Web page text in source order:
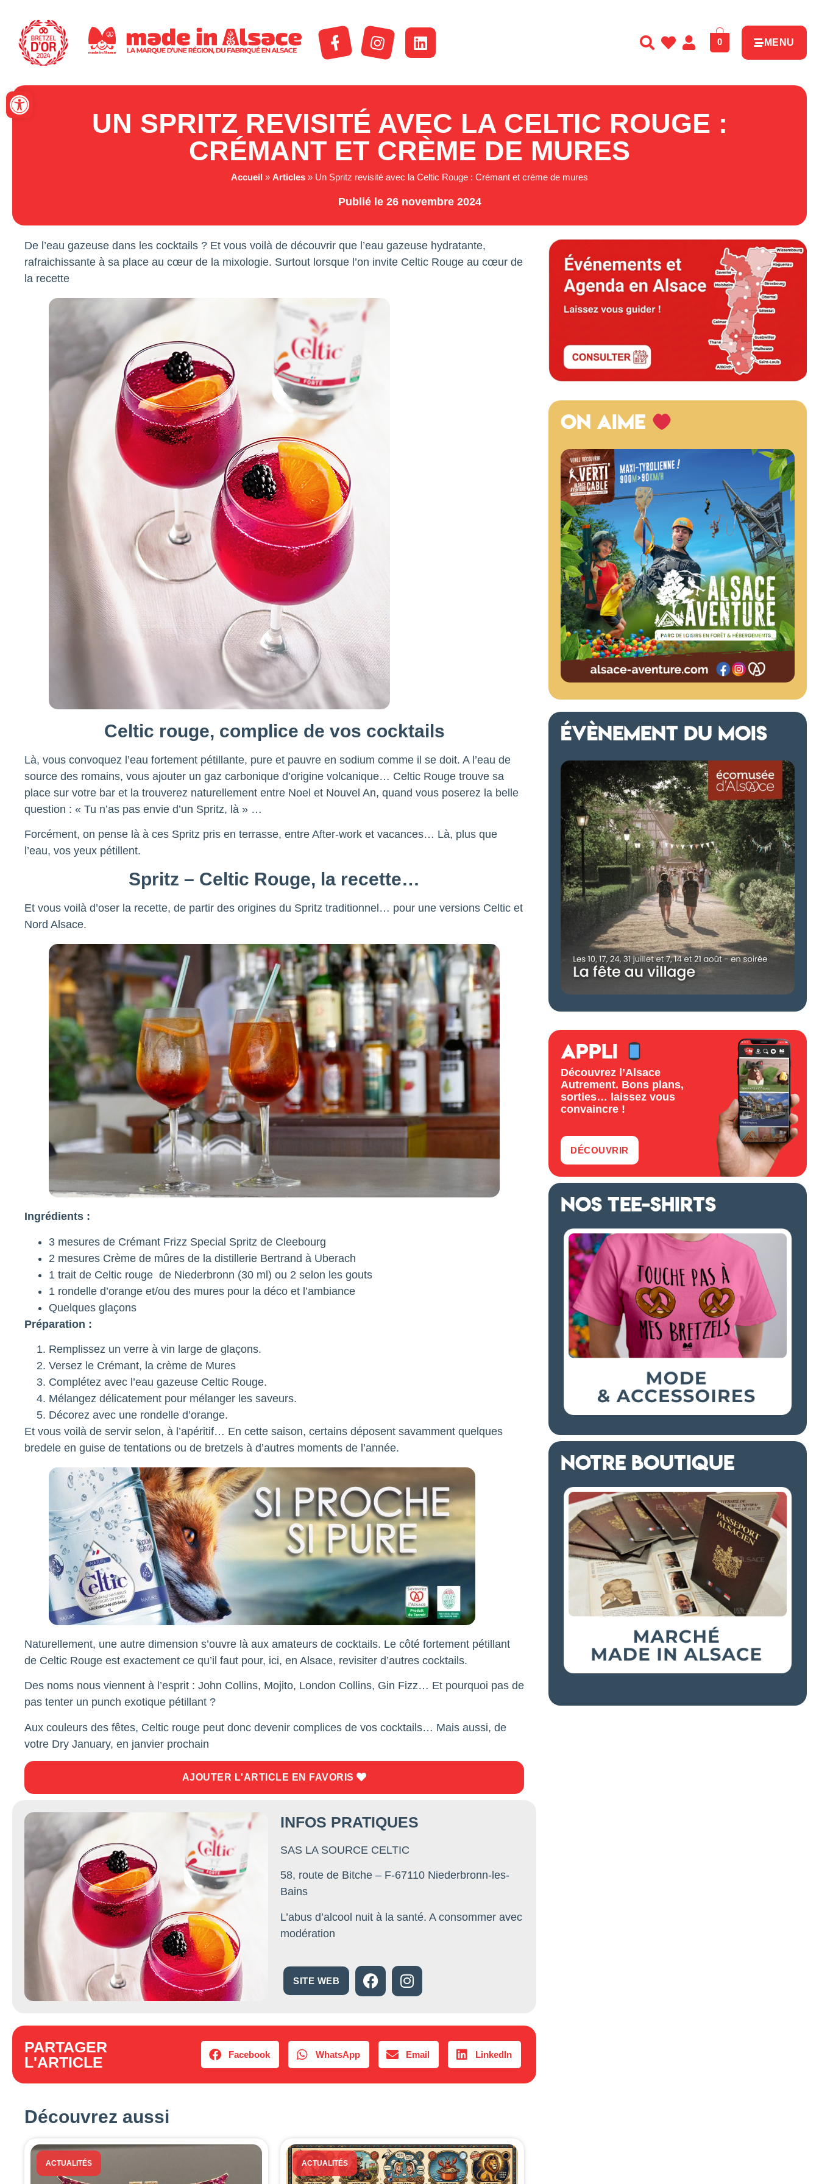
Ouvrir la barre d’outils
0 MENU
UN SPRITZ REVISITÉ AVEC LA CELTIC ROUGE :
CRÉMANT ET CRÈME DE MURES
Accueil » Articles » Un Spritz revisité avec la Celtic Rouge : Crémant et crème de mures
Publié le 26 novembre 2024
De l’eau gazeuse dans les cocktails ? Et vous voilà de découvrir que l’eau gazeuse hydratante,
rafraichissante à sa place au cœur de la mixologie. Surtout lorsque l’on invite Celtic Rouge au cœur de
la recette
Celtic rouge, complice de vos cocktails
Là, vous convoquez l’eau fortement pétillante, pure et pauvre en sodium comme il se doit. A l’eau de
source des romains, vous ajouter un gaz carbonique d’origine volcanique… Celtic Rouge trouve sa
place sur votre bar et la trouverez naturellement entre Noel et Nouvel An, quand vous poserez la belle
question : « Tu n’as pas envie d’un Spritz, là » …
Forcément, on pense là à ces Spritz pris en terrasse, entre After-work et vacances… Là, plus que
l’eau, vos yeux pétillent.
Spritz – Celtic Rouge, la recette…
Et vous voilà d’oser la recette, de partir des origines du Spritz traditionnel… pour une versions Celtic et
Nord Alsace.
Ingrédients :
3 mesures de Crémant Frizz Special Spritz de Cleebourg
2 mesures Crème de mûres de la distillerie Bertrand à Uberach
1 trait de Celtic rouge de Niederbronn (30 ml) ou 2 selon les gouts
1 rondelle d’orange et/ou des mures pour la déco et l’ambiance
Quelques glaçons
Préparation :
Remplissez un verre à vin large de glaçons.
Versez le Crémant, la crème de Mures
Complétez avec l’eau gazeuse Celtic Rouge.
Mélangez délicatement pour mélanger les saveurs.
Décorez avec une rondelle d’orange.
Et vous voilà de servir selon, à l’apéritif… En cette saison, certains déposent savamment quelques
bredele en guise de tentations ou de bretzels à d’autres moments de l’année.
Naturellement, une autre dimension s’ouvre là aux amateurs de cocktails. Le côté fortement pétillant
de Celtic Rouge est exactement ce qu’il faut pour, ici, en Alsace, revisiter d’autres cocktails.
Des noms nous viennent à l’esprit : John Collins, Mojito, London Collins, Gin Fizz… Et pourquoi pas de
pas tenter un punch exotique pétillant ?
Aux couleurs des fêtes, Celtic rouge peut donc devenir complices de vos cocktails… Mais aussi, de
votre Dry January, en janvier prochain
AJOUTER L'ARTICLE EN FAVORIS
INFOS PRATIQUES
SAS LA SOURCE CELTIC
58, route de Bitche – F-67110 Niederbronn-les-
Bains
L’abus d’alcool nuit à la santé. A consommer avec
modération
SITE WEB
PARTAGER
L'ARTICLE
Facebook WhatsApp Email LinkedIn
Découvrez aussi
ACTUALITÉS ACTUALITÉS
ON AIME
ÉVÈNEMENT DU MOIS
APPLI
Découvrez l’Alsace
Autrement. Bons plans,
sorties… laissez vous
convaincre !
DÉCOUVRIR
NOS TEE-SHIRTS
NOTRE BOUTIQUE